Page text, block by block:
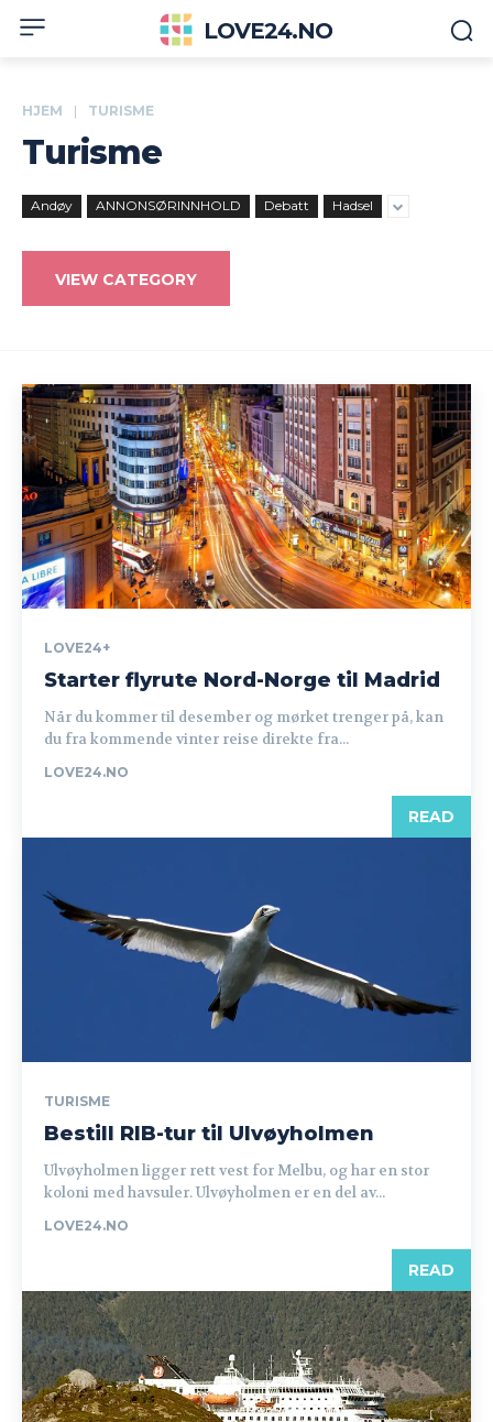
LOVE24.NO
HJEM TURISME
Turisme
Andøy ANNONSØRINNHOLD Debatt Hadsel
VIEW CATEGORY
LOVE24+
Starter flyrute Nord-Norge til Madrid
Når du kommer til desember og mørket trenger på, kan
du fra kommende vinter reise direkte fra...
LOVE24.NO
READ
TURISME
Bestill RIB-tur til Ulvøyholmen
Ulvøyholmen ligger rett vest for Melbu, og har en stor
koloni med havsuler. Ulvøyholmen er en del av...
LOVE24.NO
READ